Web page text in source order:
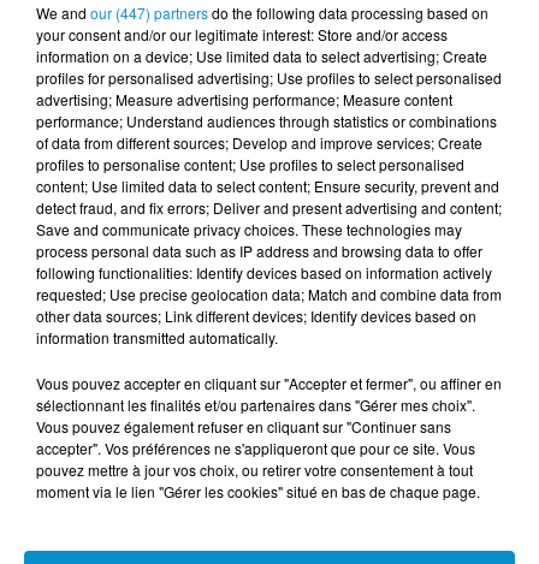
en "Quatre saisons" !
[Happy Beur] Cheb Momo - Oxygène
(live)
[Happy Beur] Cheb Momo - Ndamt 3lik
(live)
[Happy Beur] Cheb Momo, figure
emblématique de la nouvelle scène
We and our (447) partnersdo the following data processing based on
your consent and/or our legitimate interest: Store and/or access
information on a device; Use limited data to select advertising; Create
profiles for personalised advertising; Use profiles to select personalised
advertising; Measure advertising performance; Measure content
performance; Understand audiences through statistics or combinations
of data from different sources; Develop and improve services; Create
profiles to personalise content; Use profiles to select personalised
content; Use limited data to select content; Ensure security, prevent and
detect fraud, and fix errors; Deliver and present advertising and content;
Save and communicate privacy choices. These technologies may
process personal data such as IP address and browsing data to offer
following functionalities: Identify devices based on information actively
requested; Use precise geolocation data; Match and combine data from
other data sources; Link different devices; Identify devices based on
information transmitted automatically.
Vous pouvez accepter en cliquant sur "Accepter et fermer", ou affiner en
sélectionnant les finalités et/ou partenaires dans "Gérer mes choix".
Vous pouvez également refuser en cliquant sur "Continuer sans
accepter". Vos préférences ne s'appliqueront que pour ce site. Vous
pouvez mettre à jour vos choix, ou retirer votre consentement à tout
moment via le lien "Gérer les cookies" situé en bas de chaque page.